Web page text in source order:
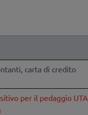
carta di credito
per il pedaggio UTA